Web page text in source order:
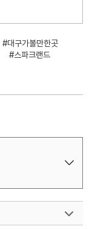
#대구가볼만한곳
#스파크랜드